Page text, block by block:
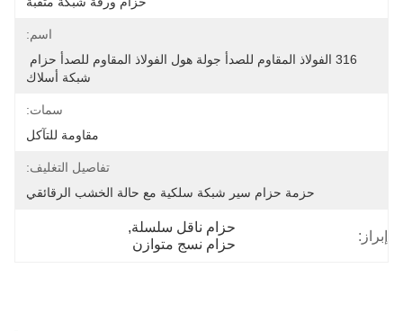
اسم:
316 الفولاذ المقاوم للصدأ جولة هول الفولاذ المقاوم للصدأ حزام
شبكة أسلاك
سمات:
مقاومة للتآكل
تفاصيل التغليف:
حزمة حزام سير شبكة سلكية مع حالة الخشب الرقائقي
إبراز:
حزام ناقل سلسلة,
حزام نسج متوازن